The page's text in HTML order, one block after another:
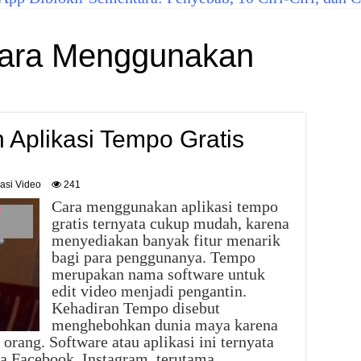
Menggunakan
Tempo Gratis
Video 241
Cara menggunakan aplikasi tempo
gratis ternyata cukup mudah, karena
menyediakan banyak fitur menarik
bagi para penggunanya. Tempo
merupakan nama software untuk
edit video menjadi pengantin.
Kehadiran Tempo disebut
menghebohkan dunia maya karena
Software atau aplikasi ini ternyata